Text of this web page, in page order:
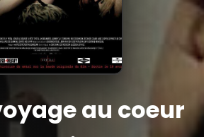
au coeur